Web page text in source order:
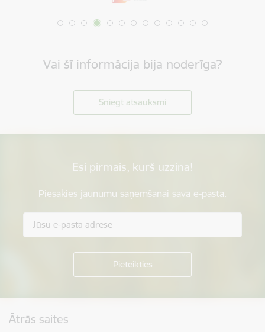
Vai šī informācija bija noderīga?
Sniegt atsauksmi
Esi pirmais, kurš uzzina!
Piesakies jaunumu saņemšanai savā e-pastā.
Ātrās saites